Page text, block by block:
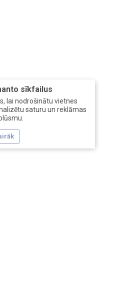
sīkfailus
lai nodrošinātu vietnes
saturu un reklāmas